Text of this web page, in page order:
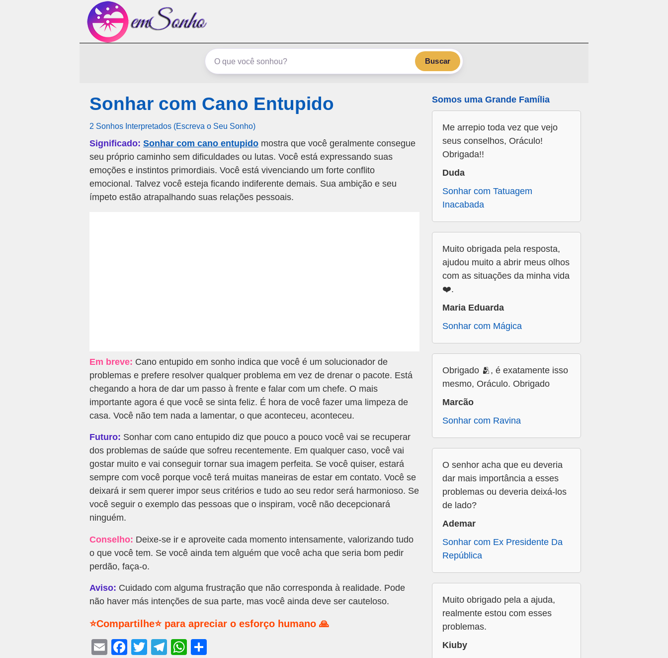
Buscar
Sonhar com Cano Entupido
2 Sonhos Interpretados (Escreva o Seu Sonho)
Significado: Sonhar com cano entupido mostra que você geralmente consegue
seu próprio caminho sem dificuldades ou lutas. Você está expressando suas
emoções e instintos primordiais. Você está vivenciando um forte conflito
emocional. Talvez você esteja ficando indiferente demais. Sua ambição e seu
ímpeto estão atrapalhando suas relações pessoais.
Em breve: Cano entupido em sonho indica que você é um solucionador de
problemas e prefere resolver qualquer problema em vez de drenar o pacote. Está
chegando a hora de dar um passo à frente e falar com um chefe. O mais
importante agora é que você se sinta feliz. É hora de você fazer uma limpeza de
casa. Você não tem nada a lamentar, o que aconteceu, aconteceu.
Futuro: Sonhar com cano entupido diz que pouco a pouco você vai se recuperar
dos problemas de saúde que sofreu recentemente. Em qualquer caso, você vai
gostar muito e vai conseguir tornar sua imagem perfeita. Se você quiser, estará
sempre com você porque você terá muitas maneiras de estar em contato. Você se
deixará ir sem querer impor seus critérios e tudo ao seu redor será harmonioso. Se
você seguir o exemplo das pessoas que o inspiram, você não decepcionará
ninguém.
Conselho: Deixe-se ir e aproveite cada momento intensamente, valorizando tudo
o que você tem. Se você ainda tem alguém que você acha que seria bom pedir
perdão, faça-o.
Aviso: Cuidado com alguma frustração que não corresponda à realidade. Pode
não haver más intenções de sua parte, mas você ainda deve ser cauteloso.
⭐Compartilhe⭐ para apreciar o esforço humano 🙏
E
F
T
T
W
Somos uma Grande Família
Me arrepio toda vez que vejo
seus conselhos, Oráculo!
Obrigada!!
Duda
Sonhar com Tatuagem
Inacabada
Muito obrigada pela resposta,
ajudou muito a abrir meus olhos
com as situações da minha vida
❤️.
Maria Eduarda
Sonhar com Mágica
Obrigado 🫂, é exatamente isso
mesmo, Oráculo. Obrigado
Marcão
Sonhar com Ravina
O senhor acha que eu deveria
dar mais importância a esses
problemas ou deveria deixá-los
de lado?
Ademar
Sonhar com Ex Presidente Da
República
Muito obrigado pela a ajuda,
realmente estou com esses
problemas.
Kiuby